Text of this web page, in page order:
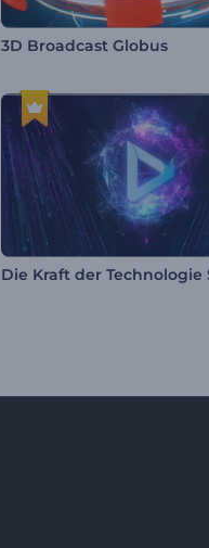
3D Broadcast Globus
Die Kraft der Technologie